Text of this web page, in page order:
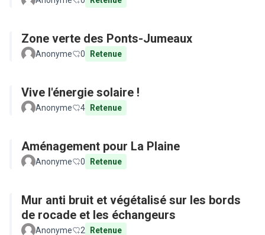
Zone verte des Ponts-Jumeaux
Anonyme 0 Retenue
Vive l'énergie solaire !
Anonyme 4 Retenue
Aménagement pour La Plaine
Anonyme 0 Retenue
Mur anti bruit et végétalisé sur les bords
de rocade et les échangeurs
Anonyme 2 Retenue